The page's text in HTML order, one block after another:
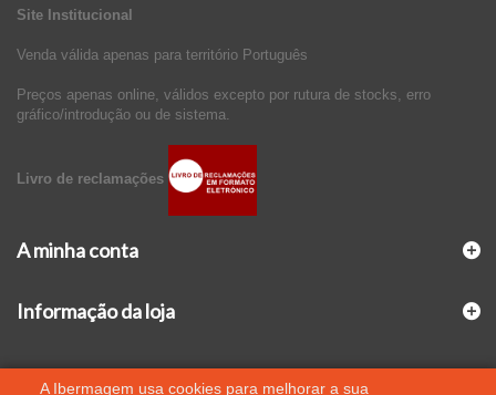
Site Institucional
Venda válida apenas para território Português
Preços apenas online, válidos excepto por rutura de stocks, erro
gráfico/introdução ou de sistema.
Livro de reclamações
A minha conta
Informação da loja
A Ibermagem usa cookies para melhorar a sua